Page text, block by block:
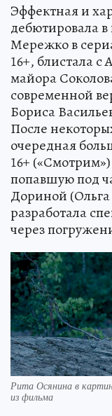
Эффектная и
дебютировала
Мережко в
16+, блистала
майора
современной
Бориса
После
очередная
16+
попавшую под
Дориной
разработала
через
Рита Осянина в
из фильма